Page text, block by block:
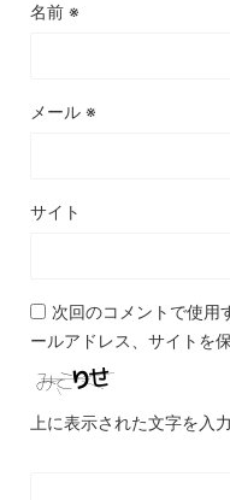
名前 ※
メール ※
サイト
次回のコメントで使用
ールアドレス、サイトを保
上に表示された文字を入